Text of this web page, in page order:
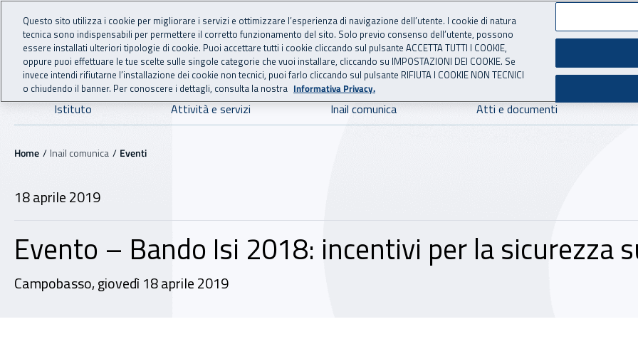
Vai al menu principale
Vai al contenuto principale
INAIL - Istituto Nazionale per l'Assicurazione
Navigazione principale
Istituto Attività e servizi Inail comunica Atti e documenti
Navigazione - Ti trovi in:
Home Inail comunica Eventi
18 aprile 2019
Evento – Bando Isi 2018: incentivi per la sicurezza
Campobasso, giovedì 18 aprile 2019
Questo sito utilizza i cookie per migliorare i servizi e ottimizzare l’esperienza di navigazione dell’utente. I cookie di natura
tecnica sono indispensabili per permettere il corretto funzionamento del sito. Solo previo consenso dell’utente, possono
essere installati ulteriori tipologie di cookie. Puoi accettare tutti i cookie cliccando sul pulsante ACCETTA TUTTI I COOKIE,
oppure puoi effettuare le tue scelte sulle singole categorie che vuoi installare, cliccando su IMPOSTAZIONI DEI COOKIE. Se
invece intendi rifiutarne l’installazione dei cookie non tecnici, puoi farlo cliccando sul pulsante RIFIUTA I COOKIE NON TECNICI
o chiudendo il banner. Per conoscere i dettagli, consulta la nostra Informativa Privacy.